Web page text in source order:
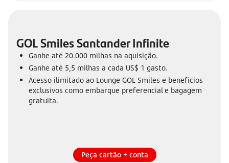
GOL Smiles Santander Infinite
Ganhe até 20.000 milhas na aquisição.
Ganhe até 5,5 milhas a cada US$ 1 gasto.
Acesso ilimitado ao Lounge GOL Smiles e benefícios
exclusivos como embarque preferencial e bagagem
gratuita.
Peça cartão + conta